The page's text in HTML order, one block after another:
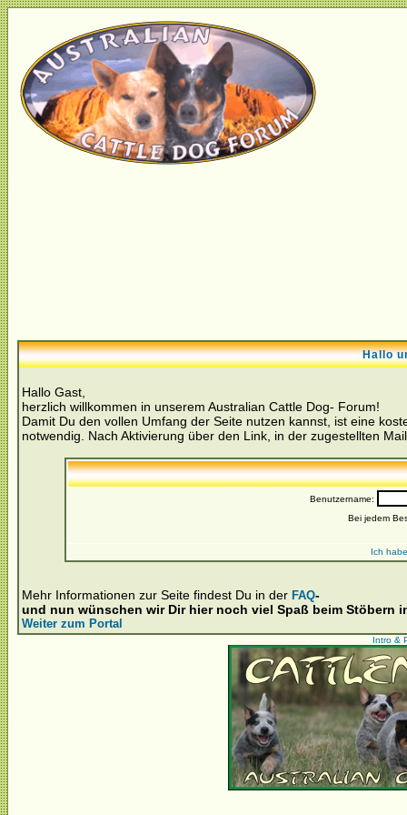
Hallo
Hallo Gast,
herzlich willkommen in unserem Australian Cattle Dog- Forum!
Damit Du den vollen Umfang der Seite nutzen kannst, ist eine
notwendig. Nach Aktivierung über den Link, in der zugestellten
Benutzername:
Bei jedem
Ich
Mehr Informationen zur Seite findest Du in der FAQ-
und nun wünschen wir Dir hier noch viel Spaß beim Stöbern
Weiter zum Portal
Intro &